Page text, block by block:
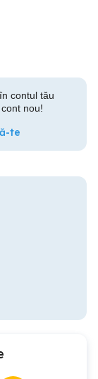
contul tău
nou!
te